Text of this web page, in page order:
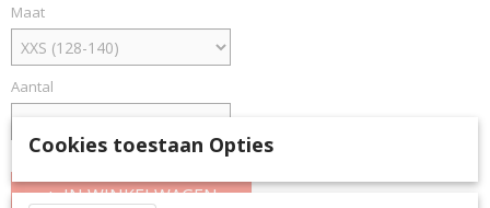
Maat
Aantal
IN WINKELWAGEN
Cookies toestaan Opties